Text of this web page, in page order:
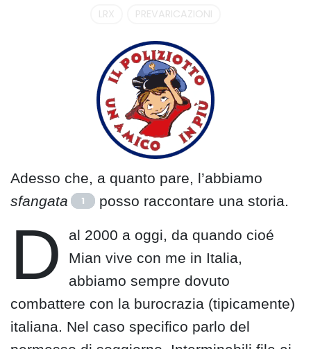
LRX
PREVARICAZIONI
Adesso che, a quanto pare, l’abbiamo
sfangata
1 posso raccontare una storia.
D
al 2000 a oggi, da quando cioé
Mian vive con me in Italia,
abbiamo sempre dovuto
combattere con la burocrazia (tipicamente)
italiana. Nel caso specifico parlo del